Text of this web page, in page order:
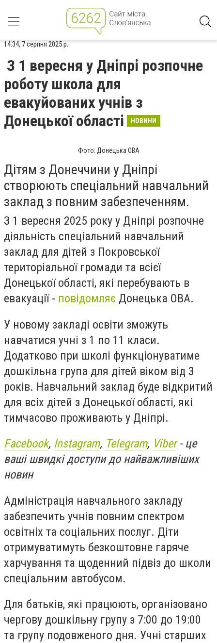
14:34, 7 серпня 2025 р.
З 1 вересня у Дніпрі розпочне
роботу школа для
евакуйованих учнів з
Донецької області
НОВИНИ
Фото: Донецька ОВА
Дітям з Донеччини у Дніпрі
створюють спеціальний навчальний
заклад з повним забезпеченням.
З 1 вересня 2025 року у Дніпрі розпочне
діяльність спеціальний навчальний
заклад для дітей з Покровської
територіальної громади та всієї
Донецької області, які перебувають в
евакуації - повідомляє Донецька ОВА.
У новому закладі освіти зможуть
навчатися учні з 1 по 11 класи.
Додатково при школі функціонуватиме
дошкільна група для дітей віком від 3
років. Навчальний заклад буде відкритий
для всіх дітей з Донецької області, які
тимчасово проживають у Дніпрі.
Facebook, Instagram, Telegram, Viber- це
ваші швидкі доступи до найважливіших
новин
Адміністрація навчального закладу
забезпечить учнів повним спектром
освітніх та соціальних послуг. Діти
отримуватимуть безкоштовне гаряче
харчування та щоденний підвіз до школи
спеціальним автобусом.
Для батьків, які працюють, організовано
чергову дошкільну групу з 7:00 до 19:00
та групу подовженого дня. Учні старших